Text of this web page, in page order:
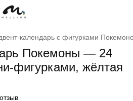
календарь с фигурками
Покемоны — 24
фигурками, жёлтая